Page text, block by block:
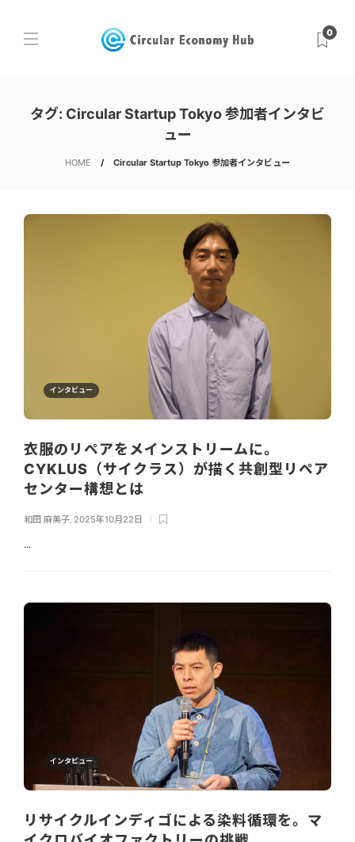
0
タグ: Circular Startup Tokyo 参加者インタビ
ュー
HOME Circular Startup Tokyo 参加者インタビュー
インタビュー
衣服のリペアをメインストリームに。
CYKLUS（サイクラス）が描く共創型リペア
センター構想とは
和田 麻美子 2025年10月22日
...
インタビュー
リサイクルインディゴによる染料循環を。マ